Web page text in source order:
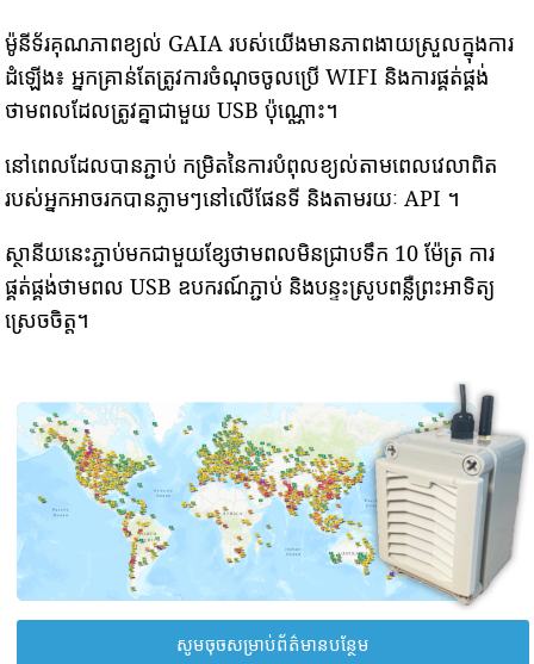
ម៉ូនីទ័រគុណភាពខ្យល់ GAIA របស់យើងមានភាពងាយស្រួលក្នុងការ
ដំឡើង៖ អ្នកគ្រាន់តែត្រូវការចំណុចចូលប្រើ WIFI និងការផ្គត់ផ្គង់
ថាមពលដែលត្រូវគ្នាជាមួយ USB ប៉ុណ្ណោះ។
នៅពេលដែលបានភ្ជាប់ កម្រិតនៃការបំពុលខ្យល់តាមពេលវេលាពិត
របស់អ្នកអាចរកបានភ្លាមៗនៅលើផែនទី និងតាមរយៈ API ។
ស្ថានីយនេះភ្ជាប់មកជាមួយខ្សែថាមពលមិនជ្រាបទឹក 10 ម៉ែត្រ ការ
ផ្គត់ផ្គង់ថាមពល USB ឧបករណ៍ភ្ជាប់ និងបន្ទះស្រូបពន្លឺព្រះអាទិត្យ
ស្រេចចិត្ត។
សូមចុចសម្រាប់ព័ត៌មានបន្ថែម